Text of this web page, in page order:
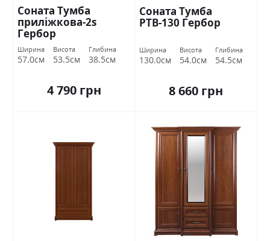
Соната Тумба
приліжкова-2s
Гербор
Ширина
57.0см
Висота
53.5см
Глибина
38.5см
4 790 грн
Соната Тумба
РТВ-130 Гербор
Ширина
130.0см
Висота
54.0см
Глибина
54.5см
8 660 грн